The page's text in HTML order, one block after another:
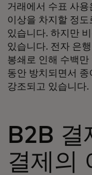
거래에서 수표 사용
이상을 차지할 정
있습니다. 하지만
있습니다. 전자 은
봉쇄로 인해 수백
동안 방치되면서 종
강조되고 있습니다.
B2B 결
결제의